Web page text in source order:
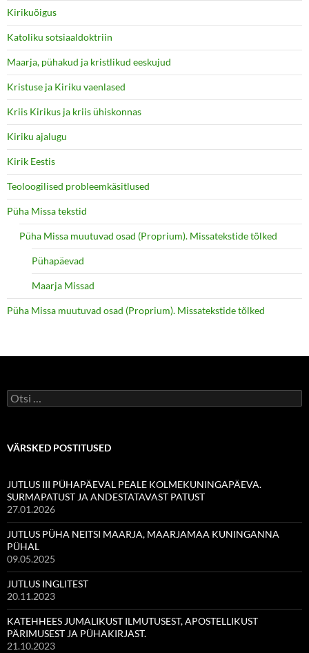
Kirikuõigus
Katoliku sotsiaaldoktriin
Maarja, pühakud ja kristlikud eeskujud
Kristuse ja Kiriku vaenlased
Kriis Kirikus ja kriis ühiskonnas
Kiriku ajalugu
Kirik Eestis
Teoloogilised probleemkäsitlused
Püha Missa tekstid
Püha Missa muutuvad osad (Proprium). Missatekstide tõlked
Pühapäevad
Maarja Missad
Püha Missa muutuvad osad (Proprium). Missatekstide tõlked
Otsi:
VÄRSKED POSTITUSED
JUTLUS III PÜHAPÄEVAL PEALE KOLMEKUNINGAPÄEVA.
SURMAPATUST JA ANDESTATAVAST PATUST
27.01.2026
JUTLUS PÜHA NEITSI MAARJA, MAARJAMAA KUNINGANNA
PÜHAL
09.05.2025
JUTLUS INGLITEST
20.11.2023
KATEHHEES JUMALIKUST ILMUTUSEST, APOSTELLIKUST
PÄRIMUSEST JA PÜHAKIRJAST.
21.10.2023